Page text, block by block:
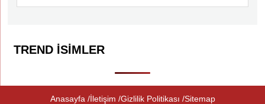
TREND İSIMLER
Anasayfa İletişim Gizlilik Politikası Sitemap